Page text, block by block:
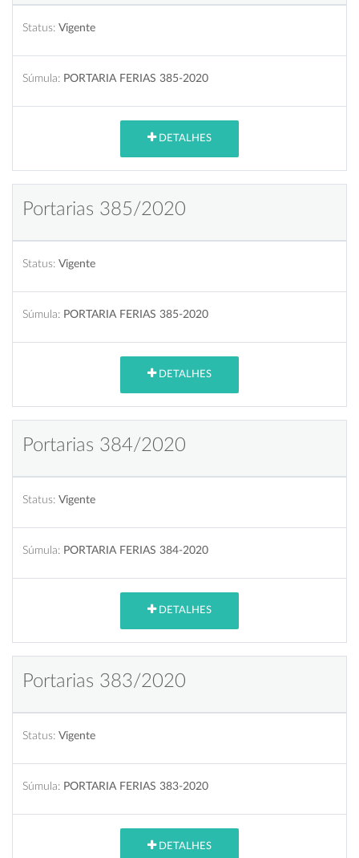
Status: Vigente
Súmula: PORTARIA FERIAS 385-2020
DETALHES
Portarias 385/2020
Status: Vigente
Súmula: PORTARIA FERIAS 385-2020
DETALHES
Portarias 384/2020
Status: Vigente
Súmula: PORTARIA FERIAS 384-2020
DETALHES
Portarias 383/2020
Status: Vigente
Súmula: PORTARIA FERIAS 383-2020
DETALHES